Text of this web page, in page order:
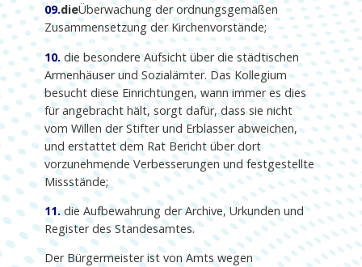
09.dieÜberwachung der ordnungsgemäßen
Zusammensetzung der Kirchenvorstände;
10.die besondere Aufsicht über die städtischen
Armenhäuser und Sozialämter. Das Kollegium
besucht diese Einrichtungen, wann immer es dies
für angebracht hält, sorgt dafür, dass sie nicht
vom Willen der Stifter und Erblasser abweichen,
und erstattet dem Rat Bericht über dort
vorzunehmende Verbesserungen und festgestellte
Missstände;
11.die Aufbewahrung der Archive, Urkunden und
Register des Standesamtes.
Der Bürgermeister ist von Amts wegen